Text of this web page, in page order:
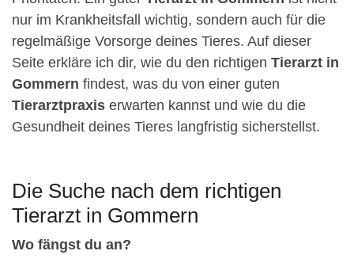
nur im Krankheitsfall wichtig, sondern auch für die
regelmäßige Vorsorge deines Tieres. Auf dieser
Seite erkläre ich dir, wie du den richtigen Tierarzt in
Gommern findest, was du von einer guten
Tierarztpraxis erwarten kannst und wie du die
Gesundheit deines Tieres langfristig sicherstellst.
Die Suche nach dem richtigen
Tierarzt in Gommern
Wo fängst du an?